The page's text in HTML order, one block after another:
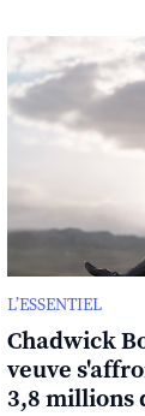
L’ESSENTIEL
Chadwick
veuve
3,8 millions